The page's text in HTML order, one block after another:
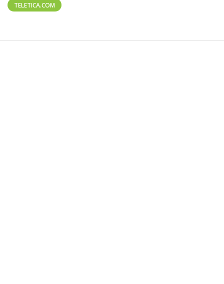
TELETICA.COM